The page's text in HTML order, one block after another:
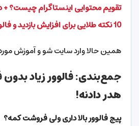
تقویم محتوایی اینستاگرام چیست؟ +
10نکته طلایی برای افزایش بازدید و
همین حالا وارد سایت شو و آموزش
جمع‌بندی: فالوور زیاد
هدر دادنه!
پیج فالوور بالا داری ولی فروشت کمه؟